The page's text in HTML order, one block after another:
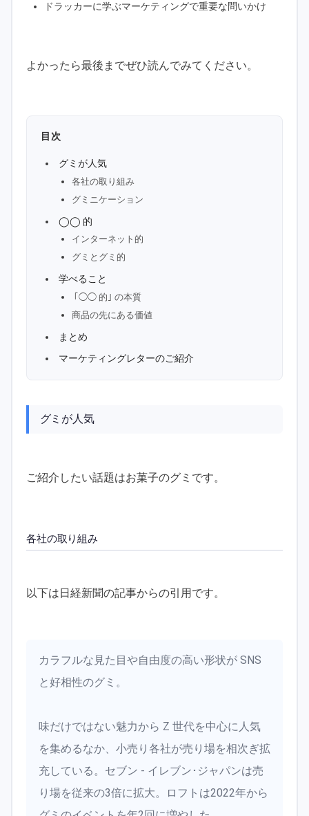
ドラッカーに学ぶマーケティングで重要な問いかけ
よかったら最後までぜひ読んでみてください。
目次
グミが人気
各社の取り組み
グミニケーション
◯◯ 的
インターネット的
グミとグミ的
学べること
｢◯◯ 的｣ の本質
商品の先にある価値
まとめ
マーケティングレターのご紹介
グミが人気
ご紹介したい話題はお菓子のグミです。
各社の取り組み
以下は日経新聞の記事からの引用です。
カラフルな見た目や自由度の高い形状が SNS
と好相性のグミ。
味だけではない魅力から Z 世代を中心に人気
を集めるなか、小売り各社が売り場を相次ぎ拡
充している。セブン - イレブン･ジャパンは売
り場を従来の3倍に拡大。ロフトは2022年から